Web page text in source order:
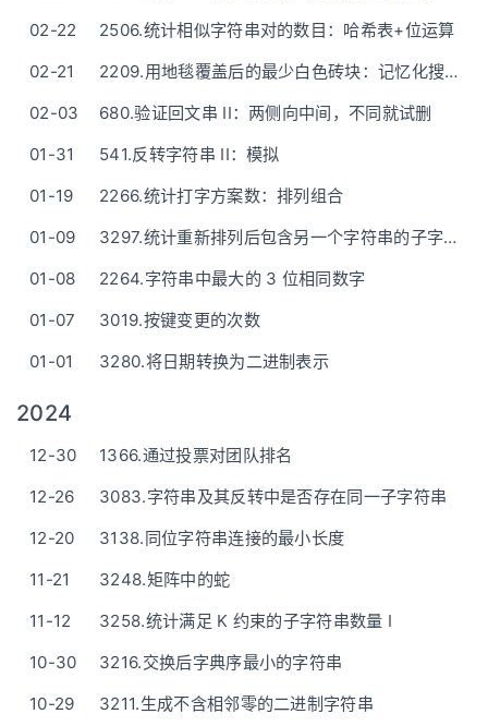
02-22
2506.统计相似字符串对的数目：哈希表+位运算
02-21
2209.用地毯覆盖后的最少白色砖块：记忆化搜索之——深度优先搜索(DFS)
02-03
680.验证回文串 II：两侧向中间，不同就试删
01-31
541.反转字符串 II：模拟
01-19
2266.统计打字方案数：排列组合
01-09
3297.统计重新排列后包含另一个字符串的子字符串数目 I/II(3298)
01-08
2264.字符串中最大的 3 位相同数字
01-07
3019.按键变更的次数
01-01
3280.将日期转换为二进制表示
2024
12-30
1366.通过投票对团队排名
12-26
3083.字符串及其反转中是否存在同一子字符串
12-20
3138.同位字符串连接的最小长度
11-21
3248.矩阵中的蛇
11-12
3258.统计满足 K 约束的子字符串数量 I
10-30
3216.交换后字典序最小的字符串
10-29
3211.生成不含相邻零的二进制字符串